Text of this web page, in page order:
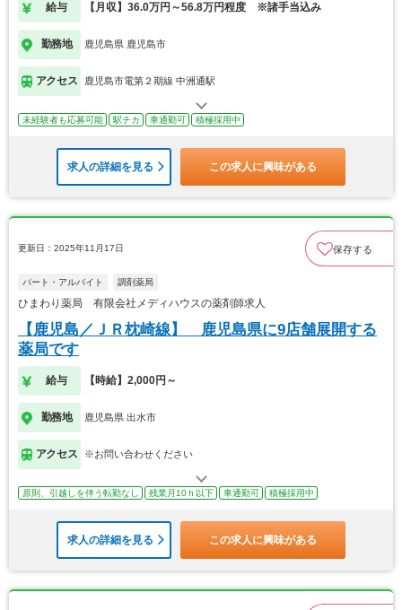
給与 【月収】36.0万円～56.8万円程度 ※諸手当込み
勤務地 鹿児島県 鹿児島市
アクセス 鹿児島市電第２期線 中洲通駅
未経験者も応募可能 駅チカ 車通勤可 積極採用中
求人の詳細を見る この求人に興味がある
更新日：2025年11月17日 保存する
パート・アルバイト 調剤薬局
ひまわり薬局 有限会社メディハウスの薬剤師求人
【鹿児島／ＪＲ枕崎線】 鹿児島県に9店舗展開する
薬局です
給与 【時給】2,000円～
勤務地 鹿児島県 出水市
アクセス ※お問い合わせください
原則、引越しを伴う転勤なし 残業月10ｈ以下 車通勤可 積極採用中
求人の詳細を見る この求人に興味がある